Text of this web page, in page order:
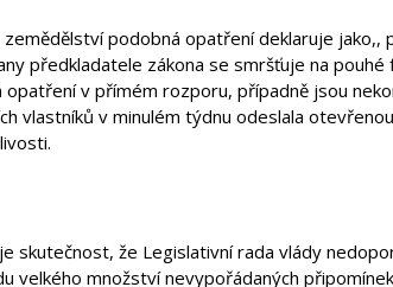
podobná opatření deklaruje jako,,
předkladatele zákona se smršťuje na
v přímém rozporu, případně jsou
vlastníků v minulém týdnu odeslala
skutečnost, že Legislativní rada vlády
velkého množství nevypořádaných